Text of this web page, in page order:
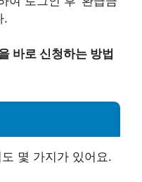
.
바로 신청하는 방법
몇 가지가 있어요.